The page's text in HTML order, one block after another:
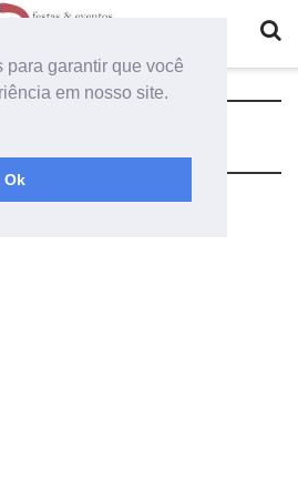
para garantir que você
em nosso site.
Ok
com led